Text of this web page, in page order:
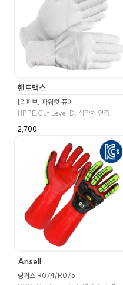
핸드맥스
[리퍼브] 파워컷 퓨어
HPPE,Cut Level D, 식약처 인증
2,700
Ansell
링거스 R074/R075